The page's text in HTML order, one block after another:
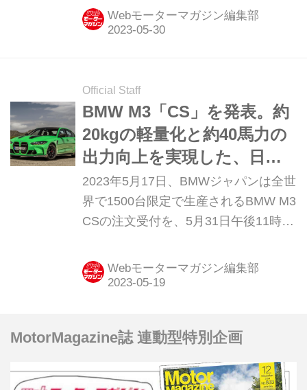
追加設定。デリバリーは、2023年6月
からを予定している。（ここで掲載し
Webモーターマガジン編集部
Official Staff
BMW M3「CS」を発表。約
20kgの軽量化と約40馬力の
出力向上を実現した、日本
では30台限定のスーパーM3
2023年5月17日、BMWジャパンは全世
界で1500台限定で生産されるBMW M3
CSの注文受付を、5月31日午後11時59
30台限定での導入となり、限定台数よ
り注文数が上回った場合には、厳正な
四半期以降を予定している。
Webモーターマガジン編集部
MotorMagazine誌 連動型特別企画